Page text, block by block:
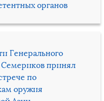
органов
Генерального
принял
по
оружия